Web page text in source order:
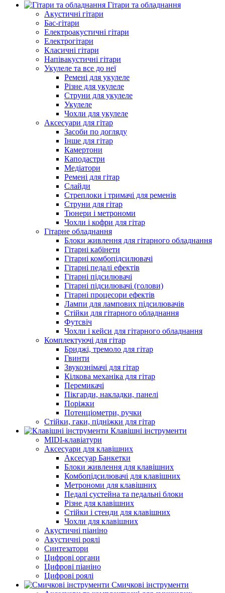
Гітари та обладнання
Акустичні гітари
Бас-гітари
Електроакустичні гітари
Електрогітари
Класичні гітари
Напівакустичні гітари
Укулеле та все до неї
Ремені для укулеле
Різне для укулеле
Струни для укулеле
Укулеле
Чохли для укулеле
Аксесуари для гітар
Засоби по догляду
Інше для гітар
Камертони
Каподастри
Медіатори
Ремені для гітар
Слайди
Стреплоки і тримачі для ременів
Струни для гітар
Тюнери і метрономи
Чохли і кофри для гітар
Гітарне обладнання
Блоки живлення для гітарного обладнання
Гітарні кабінети
Гітарні комбопідсилювачі
Гітарні педалі ефектів
Гітарні підсилювачі
Гітарні підсилювачі (голови)
Гітарні процесори ефектів
Лампи для лампових підсилювачів
Стійки для гітарного обладнання
Футсвіч
Чохли і кейси для гітарного обладнання
Комплектуючі для гітар
Бриджі, тремоло для гітар
Гвинти
Звукознімачі для гітар
Кілкова механіка для гітар
Перемикачі
Пікгарди, накладки, панелі
Поріжки
Потенціометри, ручки
Стійки, гаки, підніжки для гітар
Клавішні інструменти
MIDI-клавіатури
Аксесуари для клавішних
Аксесуар Банкетки
Блоки живлення для клавішних
Комбопідсилювачі для клавішних
Метрономи для клавішних
Педалі сустейна та педальні блоки
Різне для клавішних
Стійки і стенди для клавішних
Чохли для клавішних
Акустичні піаніно
Акустичні роялі
Синтезатори
Цифрові органи
Цифрові піаніно
Цифрові роялі
Смичкові інструменти